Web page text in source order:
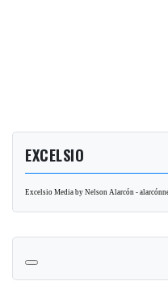
EXCELSIO
Excelsio Media by Nelson Alarcón -